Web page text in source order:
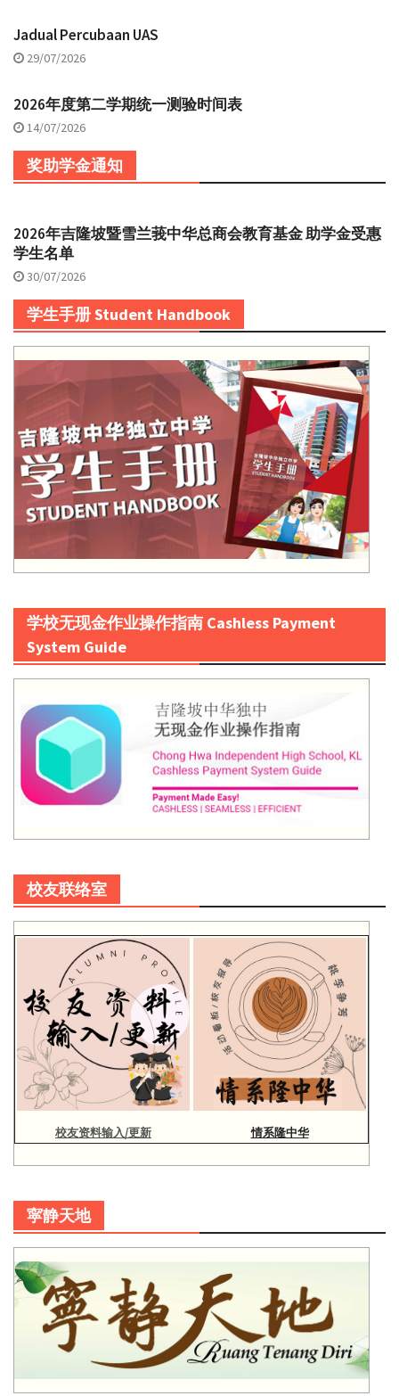
Jadual Percubaan UAS
29/07/2026
2026年度第二学期统一测验时间表
14/07/2026
奖助学金通知
2026年吉隆坡暨雪兰莪中华总商会教育基金 助学金受惠
学生名单
30/07/2026
学生手册 Student Handbook
学校无现金作业操作指南 Cashless Payment
System Guide
校友联络室
校友资料输入/更新 情系隆中华
寜静天地